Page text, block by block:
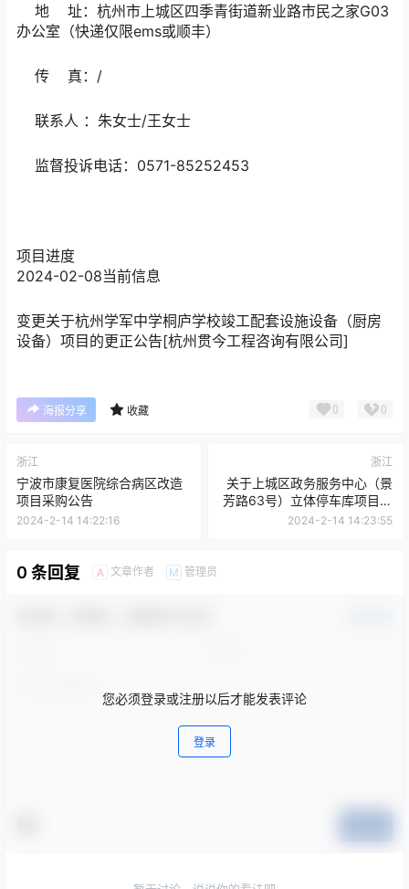
地 址：杭州市上城区四季青街道新业路市民之家G03
办公室（快递仅限ems或顺丰）
传 真：/
联系人 ：朱女士/王女士
监督投诉电话：0571-85252453
项目进度
2024-02-08当前信息
变更关于杭州学军中学桐庐学校竣工配套设施设备（厨房
设备）项目的更正公告[杭州贯今工程咨询有限公司]
海报分享 收藏 0 0
浙江
宁波市康复医院综合病区改造
项目采购公告
2024-2-14 14:22:16
浙江
关于上城区政务服务中心（景
芳路63号）立体停车库项目的
更正公告[浙江鑫润工程管理有
2024-2-14 14:23:55
0 条回复 A 文章作者 M 管理员
您必须登录或注册以后才能发表评论
登录